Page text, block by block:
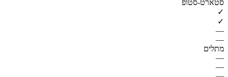
סטארט-סטופ
✓
✓
—
—
מתלים
—
—